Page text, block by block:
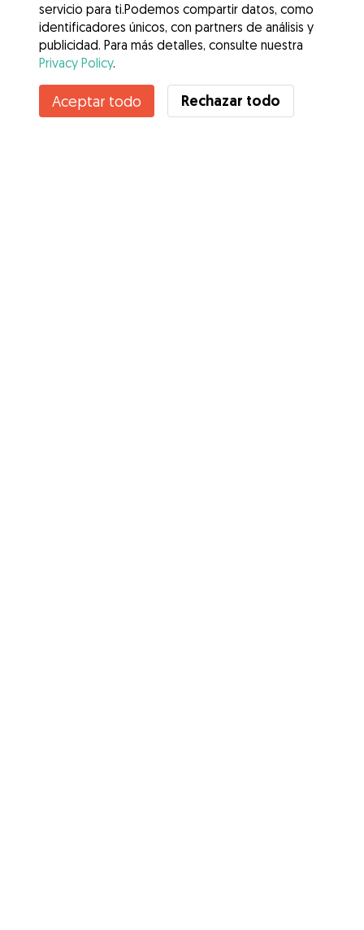
Contacta con Mónica
¿Conoces los Beneficios de Gudog? Ver más
servicio para ti.Podemos compartir datos, como
identificadores únicos, con partners de análisis y
publicidad. Para más detalles, consulte nuestra
Privacy Policy.
Aceptar todo Rechazar todo